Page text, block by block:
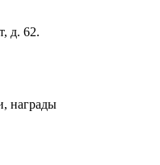
д. 62.
награды